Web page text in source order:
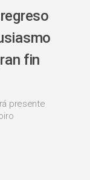
fin
presente